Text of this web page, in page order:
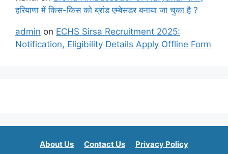
हरियाणा में किस-किस को ब्रांड एम्बेसडर बनाया जा चुका है ?
admin on ECHS Sirsa Recruitment 2025:
Notification, Eligibility Details Apply Offline Form
About Us Contact Us Privacy Policy